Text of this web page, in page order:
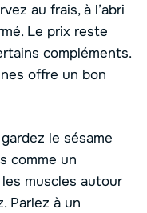
au frais, à l’abri
Le prix reste
compléments.
offre un bon
gardez le sésame
comme un
muscles autour
Parlez à un